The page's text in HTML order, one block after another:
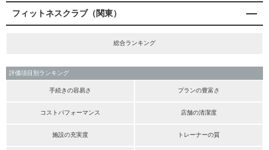
フィットネスクラブ（関東）
総合ランキング
評価項目別ランキング
手続きの容易さ プランの豊富さ
コストパフォーマンス 店舗の清潔度
施設の充実度 トレーナーの質